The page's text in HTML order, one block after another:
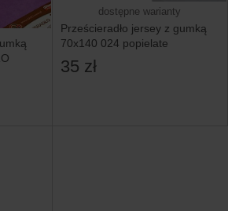
dostępne warianty
Prześcieradło jersey z gumką
70x140 024 popielate
35 zł